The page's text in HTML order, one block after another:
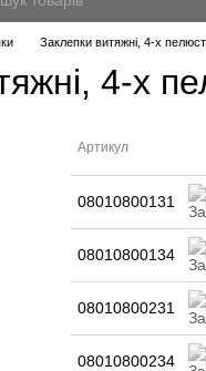
Заклепки витяжні, 4-х
4-х
Артикул
08010800131
08010800134
08010800231
08010800234